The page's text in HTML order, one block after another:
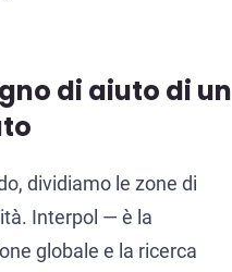
di aiuto di un
dividiamo le zone di
Interpol — è la
globale e la ricerca